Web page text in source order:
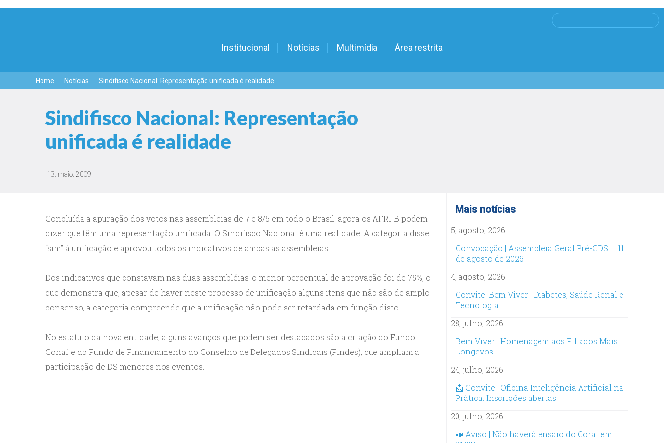
Institucional Notícias Multimídia Área restrita
Home Notícias Sindifisco Nacional: Representação unificada é realidade
Sindifisco Nacional: Representação
unificada é realidade
13, maio, 2009
Concluída a apuração dos votos nas assembleias de 7 e 8/5 em todo o Brasil, agora os AFRFB podem
dizer que têm uma representação unificada. O Sindifisco Nacional é uma realidade. A categoria disse
“sim” à unificação e aprovou todos os indicativos de ambas as assembleias.
Dos indicativos que constavam nas duas assembléias, o menor percentual de aprovação foi de 75%, o
que demonstra que, apesar de haver neste processo de unificação alguns itens que não são de amplo
consenso, a categoria compreende que a unificação não pode ser retardada em função disto.
No estatuto da nova entidade, alguns avanços que podem ser destacados são a criação do Fundo
Conaf e do Fundo de Financiamento do Conselho de Delegados Sindicais (Findes), que ampliam a
participação de DS menores nos eventos.
Mais notícias
5, agosto, 2026
Convocação | Assembleia Geral Pré-CDS – 11
de agosto de 2026
4, agosto, 2026
Convite: Bem Viver | Diabetes, Saúde Renal e
Tecnologia
28, julho, 2026
Bem Viver | Homenagem aos Filiados Mais
Longevos
24, julho, 2026
📩 Convite | Oficina Inteligência Artificial na
Prática: Inscrições abertas
20, julho, 2026
📣 Aviso | Não haverá ensaio do Coral em